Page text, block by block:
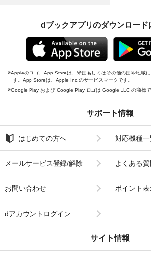
dブックアプリのダウンロード
Appleのロゴ、App Storeは、米国もしくはその他の国や地域
す。App Storeは、Apple Inc.のサービスマークです。
Google Play および Google Play ロゴは Google LLC の商標で
サポート情報
はじめての方へ 対応機種一
メールサービス登録/解除 よくある質
お問い合わせ ポイント表
dアカウントログイン
サイト情報